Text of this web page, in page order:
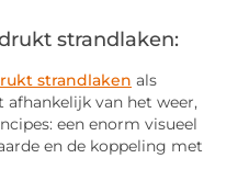
strandlaken:
strandlaken als
van het weer,
een enorm visueel
en de koppeling met